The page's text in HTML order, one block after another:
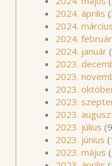
2024. április
2024. március
2024. február
2024. január
2023.
2023.
2023.
2023.
2023.
2023. július
2023. június
2023. május